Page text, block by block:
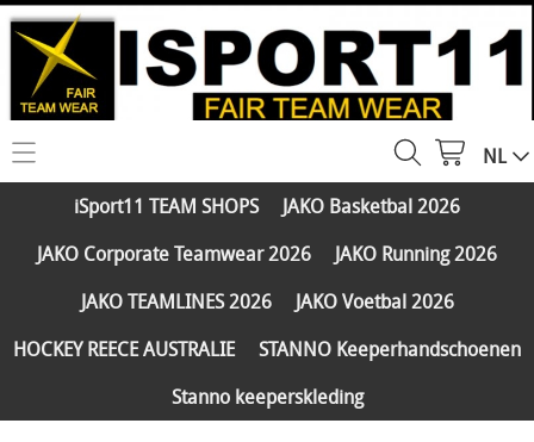
HOME
WEBSHOP
JAKO Running 2026
PARTNERS
NL
iSport11 TEAM SHOPS
JAKO Basketbal 2026
JAKO Corporate Teamwear 2026
JAKO Running 2026
JAKO TEAMLINES 2026
JAKO Voetbal 2026
HOCKEY REECE AUSTRALIE
STANNO Keeperhandschoenen
Stanno keeperskleding